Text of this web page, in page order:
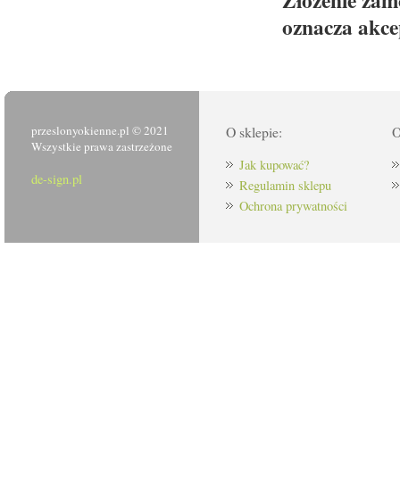
oznacza
przeslonyokienne.pl © 2021
Wszystkie prawa zastrzeżone
de-sign.pl
O sklepie:
Jak kupować?
Regulamin sklepu
Ochrona prywatności